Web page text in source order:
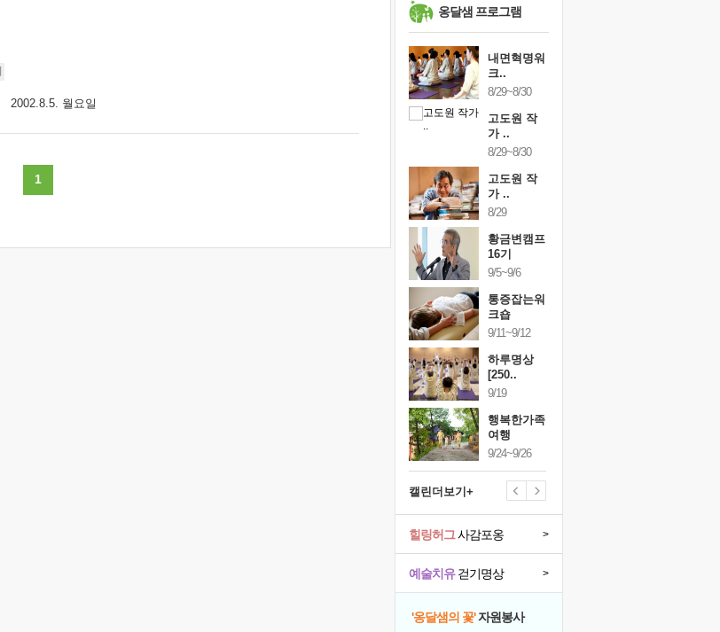
2002.8.5. 월요일
1
희망이란
'모른다'는 것
옹달샘 프로그램
크..
내면혁명워
크..
8/29~8/30
고도원 작
가 ..
8/29~8/30
고도원 작
가 ..
8/29
황금변캠프
16기
9/5~9/6
통증잡는워
크숍
9/11~9/12
하루명상
[250..
9/19
행복한가족
여행
9/24~9/26
캘린더보기+
예술치유걷기명상 >
힐링허그사감포옹 >
'옹달샘의 꽃'자원봉사